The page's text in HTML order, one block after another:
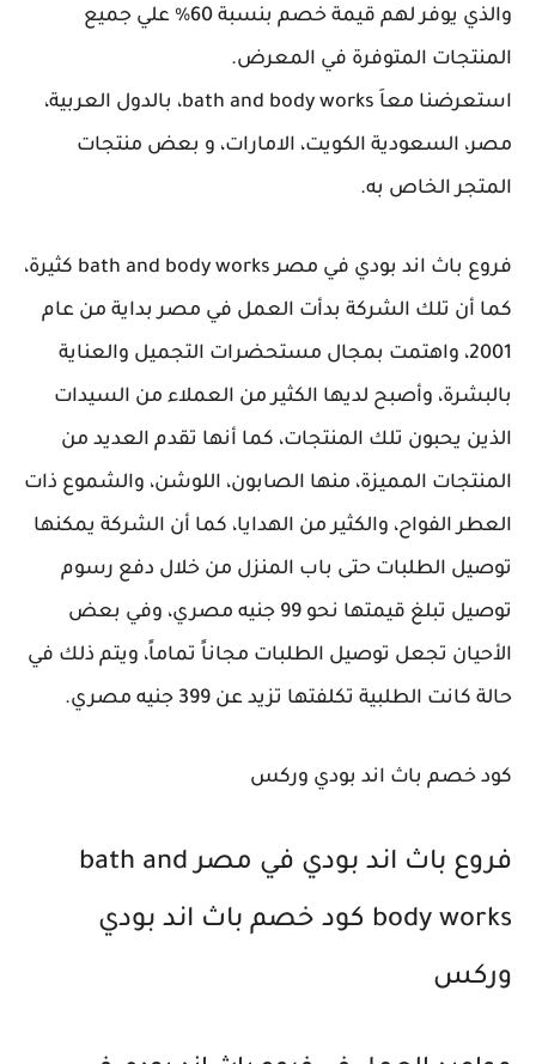
والذي يوفر لهم قيمة خصم بنسبة 60% علي جميع
المنتجات المتوفرة في المعرض.
استعرضنا معاَ bath and body works، بالدول العربية،
مصر، السعودية الكويت، الامارات، و بعض منتجات
المتجر الخاص به.
فروع باث اند بودي في مصر bath and body works كثيرة،
كما أن تلك الشركة بدأت العمل في مصر بداية من عام
2001، واهتمت بمجال مستحضرات التجميل والعناية
بالبشرة، وأصبح لديها الكثير من العملاء من السيدات
الذين يحبون تلك المنتجات، كما أنها تقدم العديد من
المنتجات المميزة، منها الصابون، اللوشن، والشموع ذات
العطر الفواح، والكثير من الهدايا، كما أن الشركة يمكنها
توصيل الطلبات حتى باب المنزل من خلال دفع رسوم
توصيل تبلغ قيمتها نحو 99 جنيه مصري، وفي بعض
الأحيان تجعل توصيل الطلبات مجاناً تماماً، ويتم ذلك في
حالة كانت الطلبية تكلفتها تزيد عن 399 جنيه مصري.
كود خصم باث اند بودي وركس
فروع باث اند بودي في مصر bath and
body works كود خصم باث اند بودي
وركس